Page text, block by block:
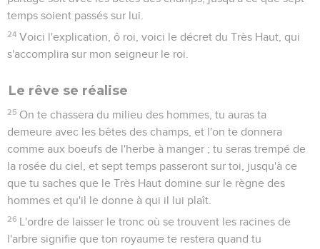
temps soient passés sur lui.
24 Voici l'explication, ô roi, voici le décret du Très Haut, qui
s'accomplira sur mon seigneur le roi.
Le rêve se réalise
25 On te chassera du milieu des hommes, tu auras ta
demeure avec les bêtes des champs, et l'on te donnera
comme aux boeufs de l'herbe à manger ; tu seras trempé de
la rosée du ciel, et sept temps passeront sur toi, jusqu'à ce
que tu saches que le Très Haut domine sur le règne des
hommes et qu'il le donne à qui il lui plaît.
26 L'ordre de laisser le tronc où se trouvent les racines de
l'arbre signifie que ton royaume te restera quand tu